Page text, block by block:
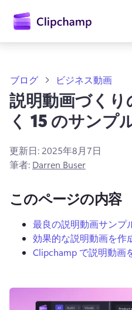
テ
ブログ ビジネス動画
説明動画づく
く 15 のサンプ
更新日: 2025年8月7日
筆者: Darren Buser
このページの内容
最良の説明動画サンプ
効果的な説明動画を作
Clipchamp で説明動画